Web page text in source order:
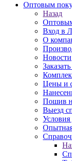
Оптовым
Назад
Вход в
О
Новости
Цены и
Пошив
Выезд
Условия